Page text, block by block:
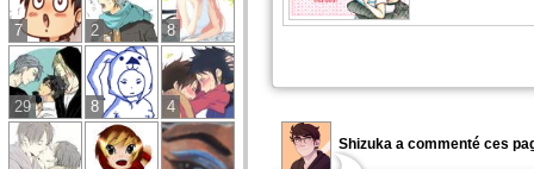
7 2 8
29 8 4
Shizuka a commenté ces